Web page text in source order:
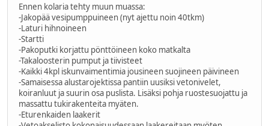
Ennen kolaria tehty muun muassa:
-Jakopää vesipumppuineen (nyt ajettu noin 40tkm)
-Laturi hihnoineen
-Startti
-Pakoputki korjattu pönttöineen koko matkalta
-Takaloosterin pumput ja tiivisteet
-Kaikki 4kpl iskunvaimentimia jousineen suojineen päivineen
-Samaisessa alustarojektissa pantiin uusiksi vetonivelet,
koiranluut ja suurin osa puslista. Lisäksi pohja ruostesuojattu ja
massattu tukirakenteita myäten.
-Eturenkaiden laakerit